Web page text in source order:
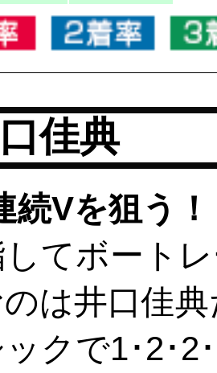
佳典
Vを狙う！
てボート
は井口佳
クで1･2･2